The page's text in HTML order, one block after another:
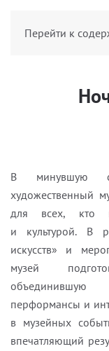
Перейти к
В минувшую
художественный
для всех, кто
и культурой. В
искусств» и
музей
объединившую
перформансы и
в музейных
впечатляющий